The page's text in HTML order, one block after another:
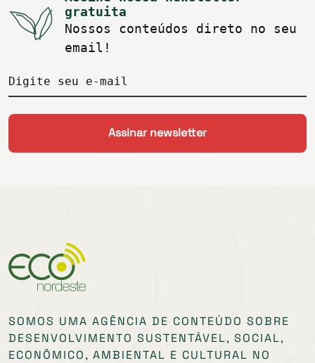
gratuita
Nossos conteúdos direto no seu
email!
Digite seu e-mail
SOMOS UMA AGÊNCIA DE CONTEÚDO SOBRE
DESENVOLVIMENTO SUSTENTÁVEL, SOCIAL,
ECONÔMICO, AMBIENTAL E CULTURAL NO